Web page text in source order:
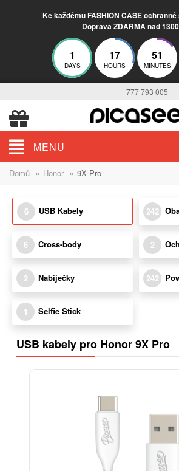
Ke každému FASHION CASE
Doprava ZDARMA nad
1
DAYS
17
HOURS
51
MINUTES
777 793 005
MENU
Domů » Honor » 9X Pro
6 USB Kabely 242
6 Cross-body 2
2 Nabíječky 242
1 Selfie Stick
USB kabely pro Honor 9X Pro